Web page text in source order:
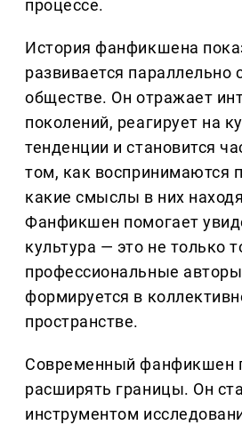
процессе.
История фанфикшена
развивается параллельно
обществе. Он отражает
поколений, реагирует на
тенденции и становится
том, как воспринимаются
какие смыслы в них
Фанфикшен помогает
культура — это не только
профессиональные
формируется в
пространстве.
Современный фанфикшен
расширять границы. Он
инструментом